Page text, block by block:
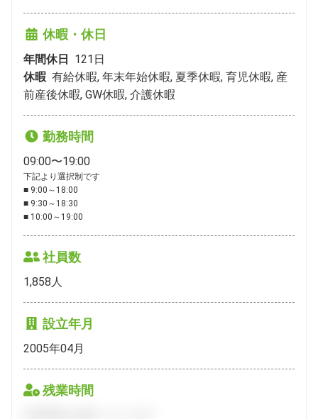
休暇・休日
年間休日 121 日
休暇 有給休暇, 年末年始休暇, 夏季休暇, 育児休暇, 産
前産後休暇, GW休暇, 介護休暇
勤務時間
09:00〜19:00
下記より選択制です
■ 9:00～18:00
■ 9:30～18:30
■ 10:00～19:00
社員数
1,858人
設立年月
2005年04月
残業時間